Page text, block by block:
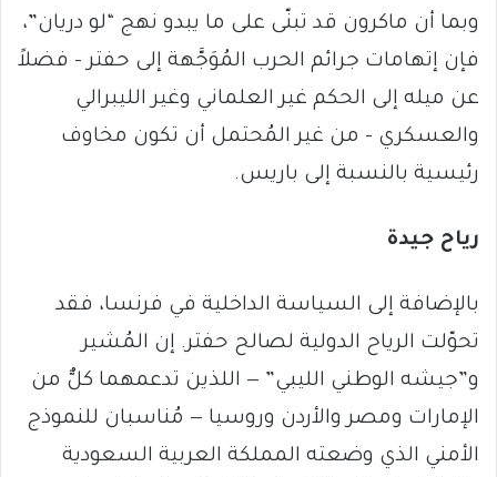
وبما أن ماكرون قد تبنّى على ما يبدو نهج “لو دريان”،
فإن إتهامات جرائم الحرب المُوَجَّهة إلى حفتر – فضلاً
عن ميله إلى الحكم غير العلماني وغير الليبرالي
والعسكري – من غير المُحتمل أن تكون مخاوف
رئيسية بالنسبة إلى باريس.
رياح جيدة
بالإضافة إلى السياسة الداخلية في فرنسا، فقد
تحوّلت الرياح الدولية لصالح حفتر. إن المُشير
و”جيشه الوطني الليبي” — اللذين تدعمهما كلٌّ من
الإمارات ومصر والأردن وروسيا — مُناسبان للنموذج
الأمني الذي وضعته المملكة العربية السعودية